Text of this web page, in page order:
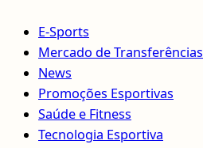
E-Sports
Mercado de Transferências
News
Promoções Esportivas
Saúde e Fitness
Tecnologia Esportiva